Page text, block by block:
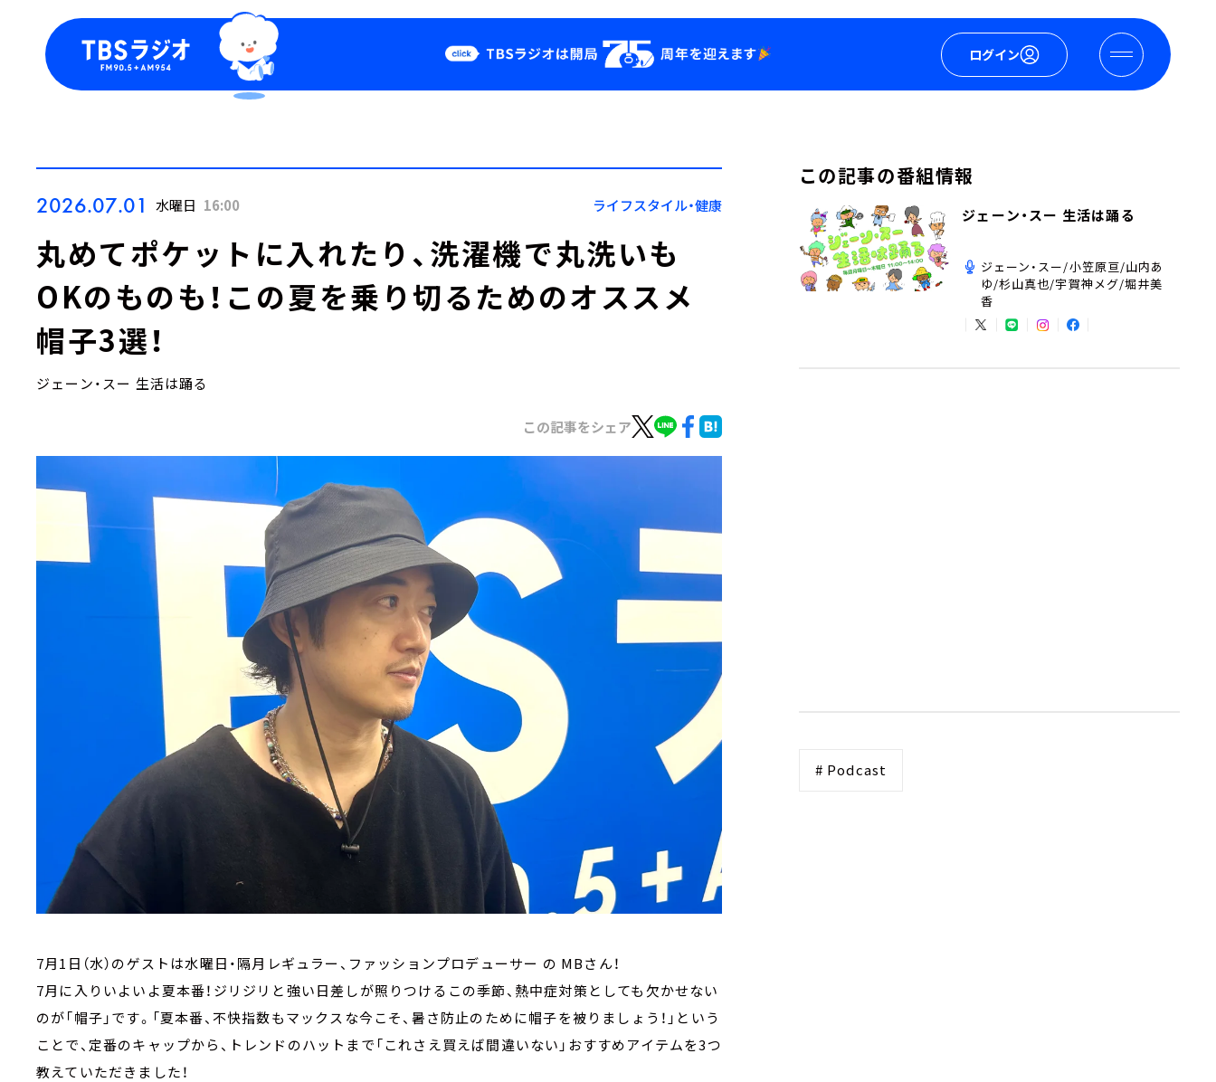
ログイン
Podcast
YouTube
会社情報
2026.07.01 水曜日 16:00 ライフスタイル・健康
丸めてポケットに入れたり、洗濯機で丸洗いも
OKのものも！この夏を乗り切るためのオススメ
帽子3選！
ジェーン・スー 生活は踊る
この記事をシェア
7月1日（水）のゲストは水曜日・隔月レギュラー、ファッションプロデューサー の MBさん！
7月に入りいよいよ夏本番！ジリジリと強い日差しが照りつけるこの季節、熱中症対策としても欠かせない
のが「帽子」です。「夏本番、不快指数もマックスな今こそ、暑さ防止のために帽子を被りましょう！」という
ことで、定番のキャップから、トレンドのハットまで「これさえ買えば間違いない」おすすめアイテムを3つ
教えていただきました！
この記事の番組情報
ジェーン・スー 生活は踊る
ジェーン・スー/小笠原亘/山内あ
ゆ/杉山真也/宇賀神メグ/堀井美
香
# Podcast